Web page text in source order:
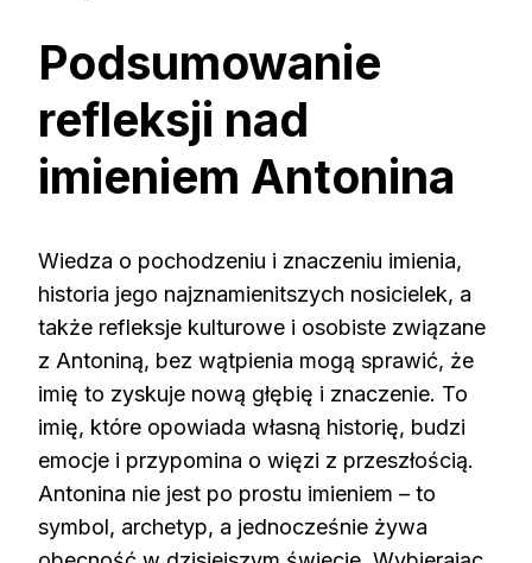
Podsumowanie
refleksji nad
imieniem Antonina
Wiedza o pochodzeniu i znaczeniu imienia,
historia jego najznamienitszych nosicielek, a
także refleksje kulturowe i osobiste związane
z Antoniną, bez wątpienia mogą sprawić, że
imię to zyskuje nową głębię i znaczenie. To
imię, które opowiada własną historię, budzi
emocje i przypomina o więzi z przeszłością.
Antonina nie jest po prostu imieniem – to
symbol, archetyp, a jednocześnie żywa